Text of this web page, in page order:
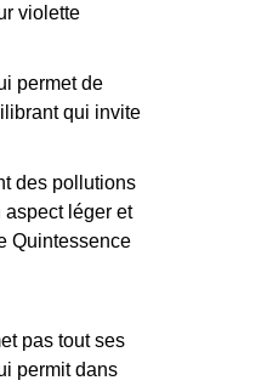
violette
permet de
qui invite
des pollutions
aspect léger et
Quintessence
pas tout ses
permit dans